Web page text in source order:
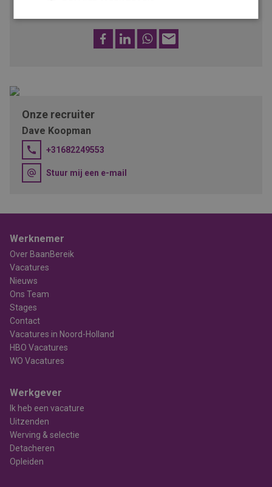
FacebookLinkedInWhatsApp
Onze recruiter
Dave Koopman
+31682249553
Stuur mij een e-mail
Werknemer
Over BaanBereik
Vacatures
Nieuws
Ons Team
Stages
Contact
Vacatures in Noord-Holland
HBO Vacatures
WO Vacatures
Werkgever
Ik heb een vacature
Uitzenden
Werving & selectie
Detacheren
Opleiden